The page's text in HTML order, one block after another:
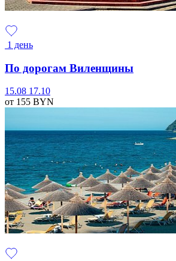
1 день
По дорогам Виленщины
15.08 17.10
от 155 BYN